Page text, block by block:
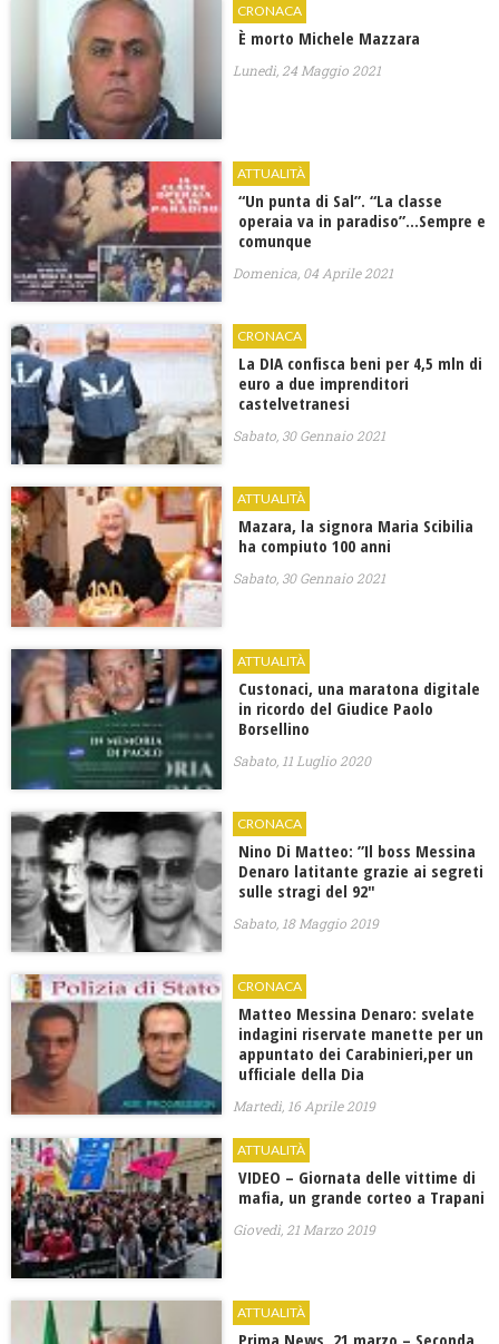
CRONACA
È morto Michele Mazzara
Lunedì, 24 Maggio 2021
ATTUALITÀ
“Un punta di Sal”. “La classe
operaia va in paradiso”…Sempre e
comunque
Domenica, 04 Aprile 2021
CRONACA
La DIA confisca beni per 4,5 mln di
euro a due imprenditori
castelvetranesi
Sabato, 30 Gennaio 2021
ATTUALITÀ
Mazara, la signora Maria Scibilia
ha compiuto 100 anni
Sabato, 30 Gennaio 2021
ATTUALITÀ
Custonaci, una maratona digitale
in ricordo del Giudice Paolo
Borsellino
Sabato, 11 Luglio 2020
CRONACA
Nino Di Matteo: ”Il boss Messina
Denaro latitante grazie ai segreti
sulle stragi del 92″
Sabato, 18 Maggio 2019
CRONACA
Matteo Messina Denaro: svelate
indagini riservate manette per un
appuntato dei Carabinieri,per un
ufficiale della Dia
Martedì, 16 Aprile 2019
ATTUALITÀ
VIDEO – Giornata delle vittime di
mafia, un grande corteo a Trapani
Giovedì, 21 Marzo 2019
ATTUALITÀ